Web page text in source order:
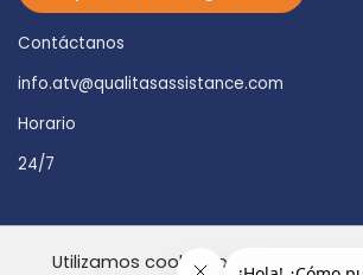
Contáctanos
info.atv@qualitasassistance.com
Horario
24/7
Utilizamos cookies para mejorar tu